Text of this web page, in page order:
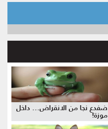
ضفدع نجا من الانقراض... داخل
موزة!